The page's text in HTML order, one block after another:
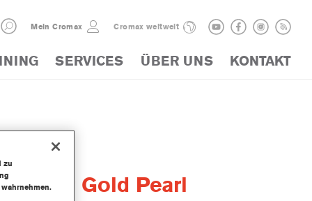
Mein Cromax Cromax weltweit
SERVICES ÜBER UNS KONTAKT
Color Gold Pearl
zu